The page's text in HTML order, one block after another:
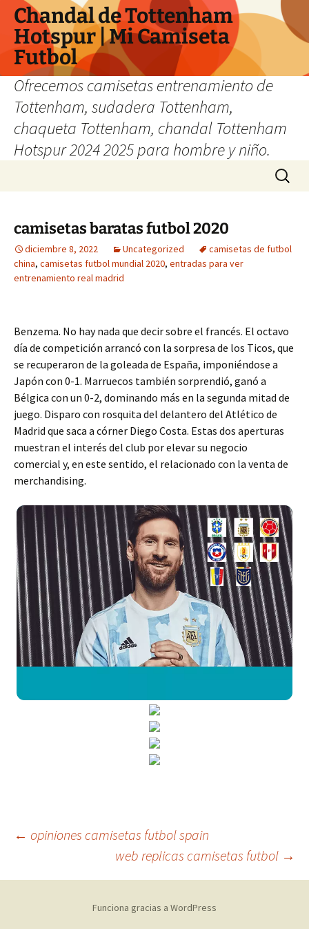
Chandal de Tottenham
Hotspur | Mi Camiseta
Futbol
Ofrecemos camisetas entrenamiento de
Tottenham, sudadera Tottenham,
chaqueta Tottenham, chandal Tottenham
Hotspur 2024 2025 para hombre y niño.
Buscar:
camisetas baratas futbol 2020
diciembre 8, 2022 Uncategorized
camisetas de futbol
china, camisetas futbol mundial 2020, entradas para ver
entrenamiento real madrid
Benzema. No hay nada que decir sobre el francés. El octavo
día de competición arrancó con la sorpresa de los Ticos, que
se recuperaron de la goleada de España, imponiéndose a
Japón con 0-1. Marruecos también sorprendió, ganó a
Bélgica con un 0-2, dominando más en la segunda mitad de
juego. Disparo con rosquita del delantero del Atlético de
Madrid que saca a córner Diego Costa. Estas dos aperturas
muestran el interés del club por elevar su negocio
comercial y, en este sentido, el relacionado con la venta de
merchandising.
Navegación
de
← opiniones camisetas futbol spain
web replicas camisetas futbol →
Funciona gracias a WordPress